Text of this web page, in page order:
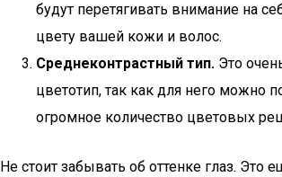
будут перетягивать внимание на
цвету вашей кожи и волос.
Среднеконтрастный тип. Это
цветотип, так как для него можно
огромное количество цветовых
Не стоит забывать об оттенке глаз. Это